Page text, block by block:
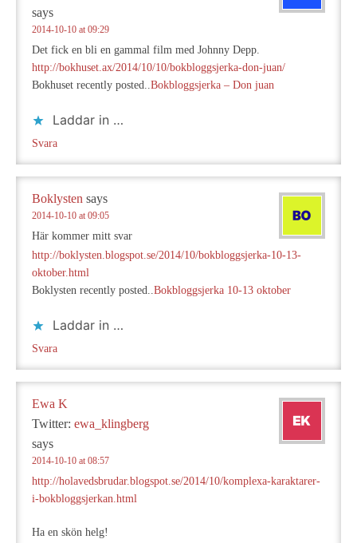
says
2014-10-10 at 09:29
Det fick en bli en gammal film med Johnny Depp.
http://bokhuset.ax/2014/10/10/bokbloggsjerka-don-juan/
Bokhuset recently posted..Bokbloggsjerka – Don juan
Laddar in …
Svara
Boklysten says
2014-10-10 at 09:05
Här kommer mitt svar
http://boklysten.blogspot.se/2014/10/bokbloggsjerka-10-13-
oktober.html
Boklysten recently posted..Bokbloggsjerka 10-13 oktober
Laddar in …
Svara
Ewa K
Twitter: ewa_klingberg
says
2014-10-10 at 08:57
http://holavedsbrudar.blogspot.se/2014/10/komplexa-karaktarer-
i-bokbloggsjerkan.html
Ha en skön helg!